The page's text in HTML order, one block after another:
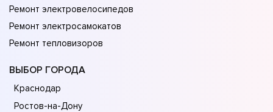
Ремонт электровелосипедов
Ремонт электросамокатов
Ремонт тепловизоров
ВЫБОР ГОРОДА
Краснодар
Ростов-на-Дону